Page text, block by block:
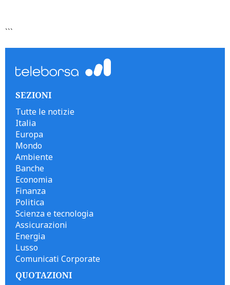
```
SEZIONI
Tutte le notizie
Italia
Europa
Mondo
Ambiente
Banche
Economia
Finanza
Politica
Scienza e tecnologia
Assicurazioni
Energia
Lusso
Comunicati Corporate
QUOTAZIONI